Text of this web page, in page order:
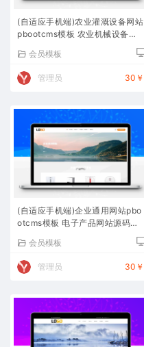
(自适应手机端)农业灌溉设备网站
pbootcms模板 农业机械设备网
会员模板
管理员 30￥
(自适应手机端)企业通用网站pbo
otcms模板 电子产品网站源码下
会员模板
管理员 30￥